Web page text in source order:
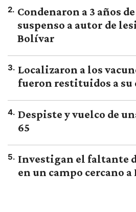
2. Condenaron a 3 años
suspenso a autor de
Bolívar
3. Localizaron a los
fueron restituidos a su
4. Despiste y vuelco de
65
5. Investigan el faltante
en un campo cercano